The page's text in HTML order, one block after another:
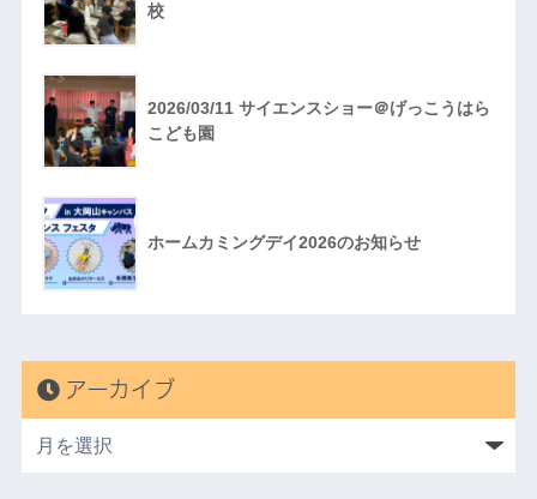
校
2026/03/11 サイエンスショー＠げっこうはら
こども園
ホームカミングデイ2026のお知らせ
アーカイブ